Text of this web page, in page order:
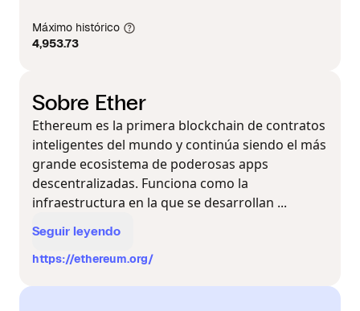
Máximo histórico
4,953.73
Sobre Ether
Ethereum es la primera blockchain de contratos
inteligentes del mundo y continúa siendo el más
grande ecosistema de poderosas apps
descentralizadas. Funciona como la
infraestructura en la que se desarrollan ...
Seguir leyendo
https://ethereum.org/